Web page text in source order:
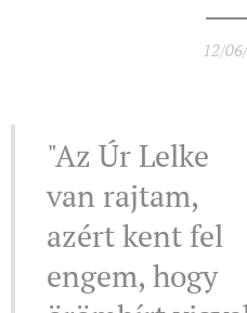
12/
"Az Úr Lelke
van rajtam,
azért kent fel
engem, hogy